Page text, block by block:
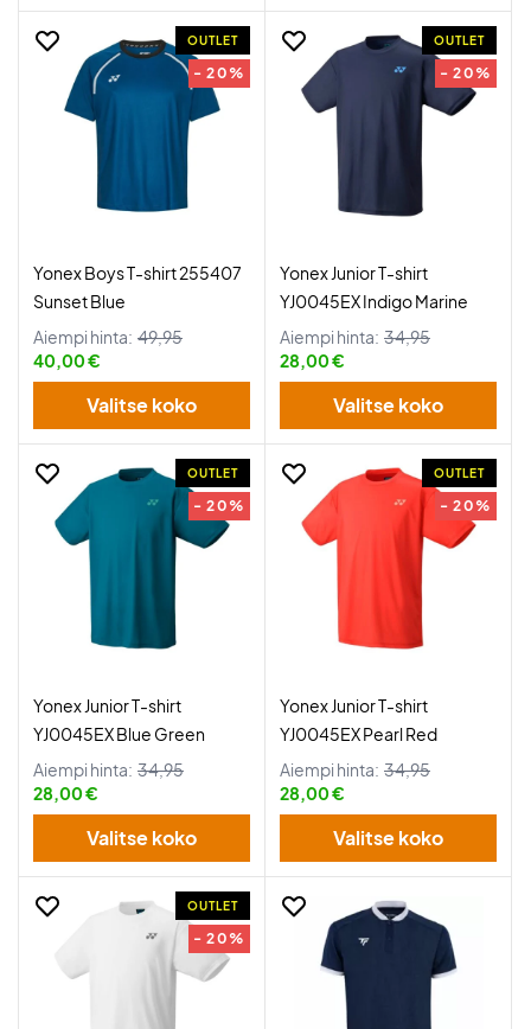
OUTLET
- 20%
Yonex Boys T-shirt 255407
Sunset Blue
Aiempi hinta: 49,95
40,00 €
Valitse koko
OUTLET
- 20%
Yonex Junior T-shirt
YJ0045EX Indigo Marine
Aiempi hinta: 34,95
28,00 €
Valitse koko
OUTLET
- 20%
Yonex Junior T-shirt
YJ0045EX Blue Green
Aiempi hinta: 34,95
28,00 €
Valitse koko
OUTLET
- 20%
Yonex Junior T-shirt
YJ0045EX Pearl Red
Aiempi hinta: 34,95
28,00 €
Valitse koko
OUTLET
- 20%